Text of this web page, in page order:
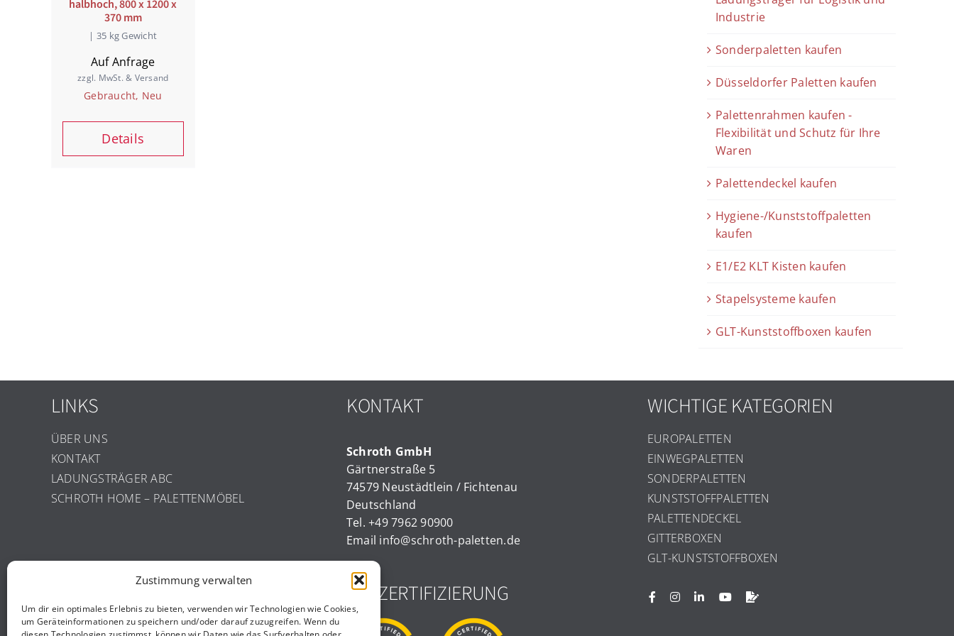
Zustimmung verwalten
Um dir ein optimales Erlebnis zu bieten, verwenden wir Technologien wie Cookies,
um Geräteinformationen zu speichern und/oder darauf zuzugreifen. Wenn du
halbhoch, 800 x 1200 x
370 mm
| 35 kg Gewicht
Auf Anfrage
zzgl. MwSt. & Versand
Gebraucht, Neu
Details
Industrie
Sonderpaletten kaufen
Düsseldorfer Paletten kaufen
Palettenrahmen kaufen -
Flexibilität und Schutz für Ihre
Waren
Palettendeckel kaufen
Hygiene-/Kunststoffpaletten
kaufen
E1/E2 KLT Kisten kaufen
Stapelsysteme kaufen
GLT-Kunststoffboxen kaufen
LINKS
ÜBER UNS
KONTAKT
LADUNGSTRÄGER ABC
SCHROTH HOME – PALETTENMÖBEL
KONTAKT
Schroth GmbH
Gärtnerstraße 5
74579 Neustädtlein / Fichtenau
Deutschland
Tel.+49 7962 90900
Email info@schroth-paletten.de
WICHTIGE KATEGORIEN
EUROPALETTEN
EINWEGPALETTEN
SONDERPALETTEN
KUNSTSTOFFPALETTEN
PALETTENDECKEL
GITTERBOXEN
GLT-KUNSTSTOFFBOXEN
INFORMATIONEN
IMPRESSUM
ISO ZERTIFIZIERUNG